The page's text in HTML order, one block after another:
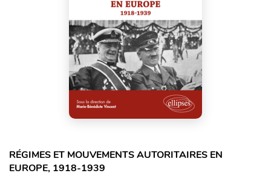
RÉGIMES ET MOUVEMENTS AUTORITAIRES EN
EUROPE, 1918-1939